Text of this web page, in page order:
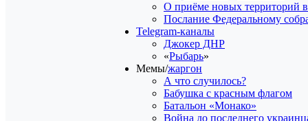
О приёме новых территорий
Послание Федеральному
Telegram-каналы
Джокер ДНР
«Рыбарь»
Мемы/жаргон
А что случилось?
Бабушка с красным флагом
Батальон «Монако»
Война до последнего